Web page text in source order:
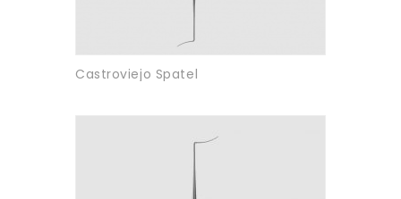
Castroviejo Spatel